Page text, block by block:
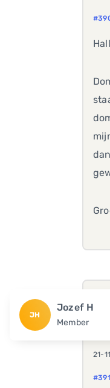
JH
Jozef H
Member
21-
#391